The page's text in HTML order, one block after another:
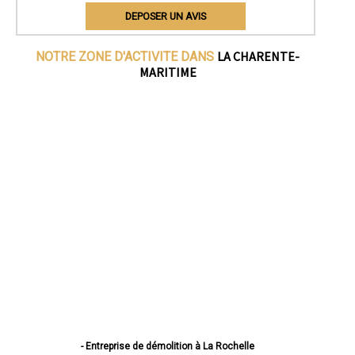
DEPOSER UN AVIS
NOTRE ZONE D'ACTIVITE DANS LA CHARENTE-
MARITIME
- Entreprise de démolition à La Rochelle